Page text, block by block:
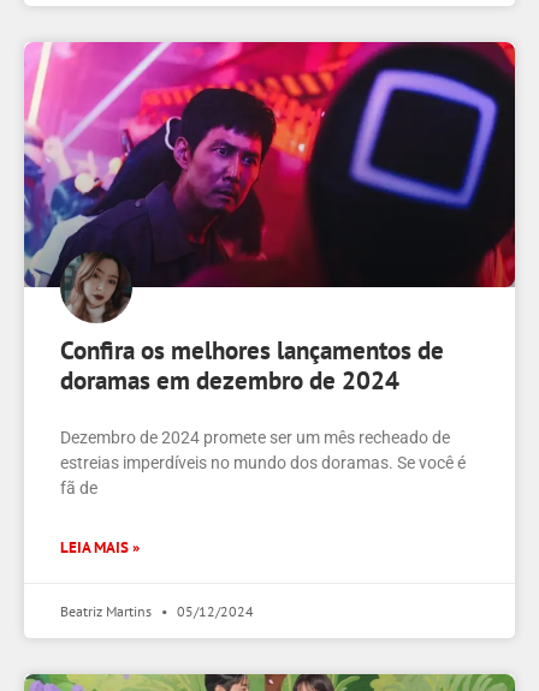
Confira os melhores lançamentos de
doramas em dezembro de 2024
Dezembro de 2024 promete ser um mês recheado de
estreias imperdíveis no mundo dos doramas. Se você é
fã de
LEIA MAIS »
Beatriz Martins 05/12/2024